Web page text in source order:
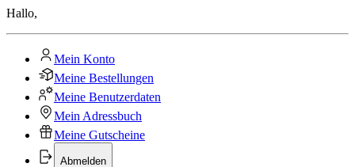
Hallo,
Mein Konto
Meine Bestellungen
Meine Benutzerdaten
Mein Adressbuch
Meine Gutscheine
Abmelden